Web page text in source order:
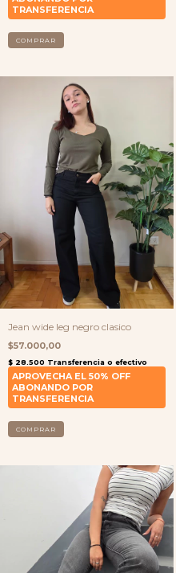
COMPRAR
Jean wide leg negro clasico
$57.000,00
COMPRAR